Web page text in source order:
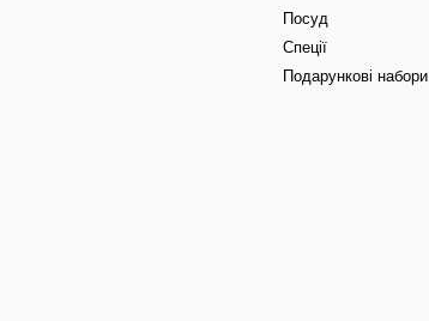
Посуд
Спеції
Подарункові набори